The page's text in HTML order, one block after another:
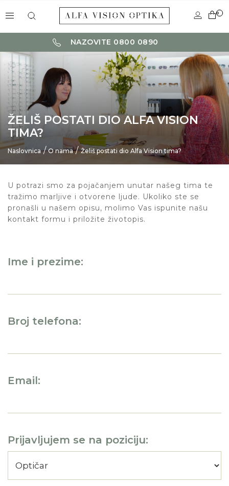
0
NAZOVITE 0800 0890
ŽELIŠ POSTATI DIO ALFA VISION
TIMA?
Naslovnica O nama Želiš postati dio Alfa Vision tima?
U potrazi smo za pojačanjem unutar našeg tima te
tražimo marljive i otvorene ljude. Ukoliko ste se
pronašli u našem opisu, molimo Vas ispunite našu
kontakt formu i priložite životopis.
Ime i prezime:
Broj telefona:
Email:
Prijavljujem se na poziciju: